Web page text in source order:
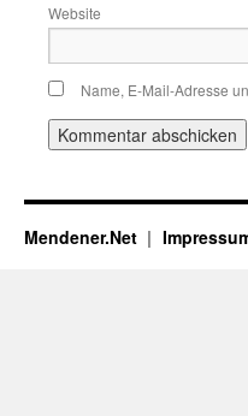
Website
Name, E-Mail-Adresse
Mendener.Net